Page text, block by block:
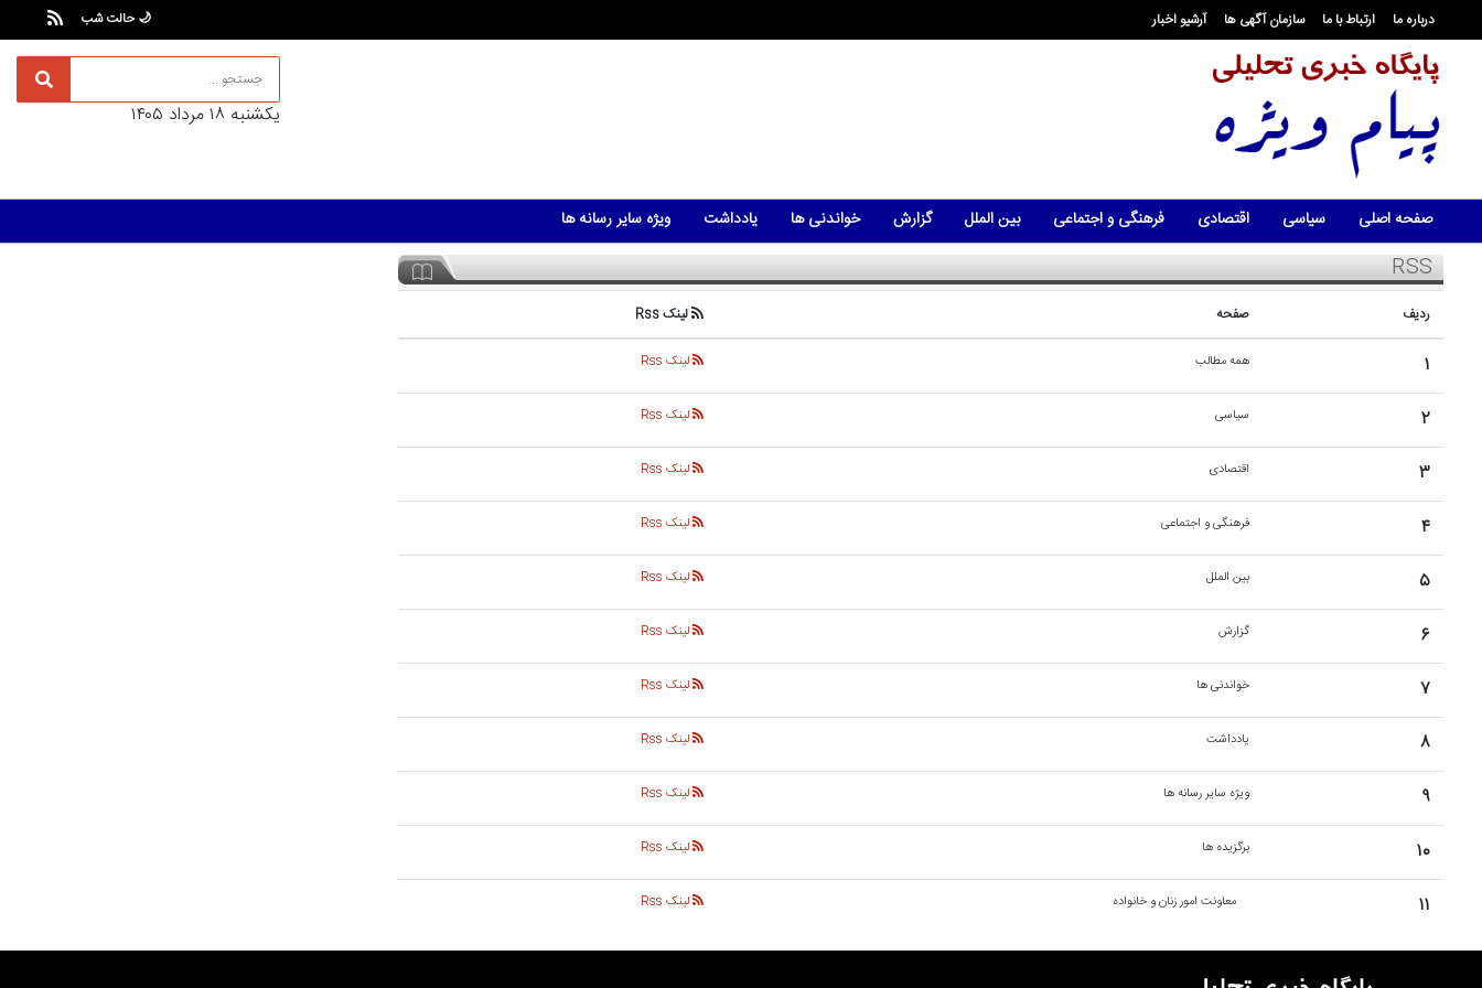
درباره ما ارتباط با ما سازمان آگهی ها آرشیو اخبار 🌙 حالت شب
يکشنبه ۱۸ مرداد ۱۴۰۵
صفحه اصلی سیاسی اقتصادی فرهنگی و اجتماعی بین الملل گزارش خواندنی ها یادداشت ویژه سایر رسانه ها
RSS
ردیف صفحه لینک Rss
۱ همه مطالب لینک Rss
۲ سیاسی لینک Rss
۳ اقتصادی لینک Rss
۴ فرهنگی و اجتماعی لینک Rss
۵ بین الملل لینک Rss
۶ گزارش لینک Rss
۷ خواندنی ها لینک Rss
۸ یادداشت لینک Rss
۹ ویژه سایر رسانه ها لینک Rss
۱۰ برگزیده ها لینک Rss
۱۱ معاونت امور زنان و خانواده لینک Rss